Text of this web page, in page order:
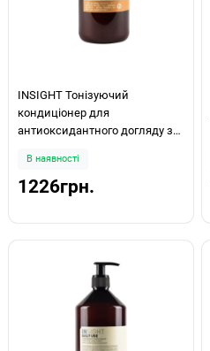
INSIGHT Тонізуючий
кондиціонер для
антиоксидантного догляду за
Rejuvenating Conditioner 900мл
В наявності
1226грн.